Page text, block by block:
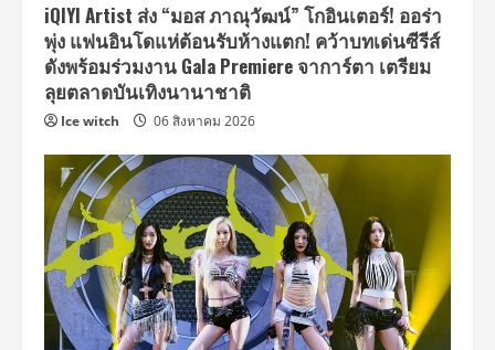
iQIYI Artist ส่ง “มอส ภาณุวัฒน์” โกอินเตอร์! ออร่า
พุ่ง แฟนอินโดแห่ต้อนรับห้างแตก! คว้าบทเด่นซีรีส์
ดังพร้อมร่วมงาน Gala Premiere จาการ์ตา เตรียม
ลุยตลาดบันเทิงนานาชาติ
Ice witch 06 สิงหาคม 2026